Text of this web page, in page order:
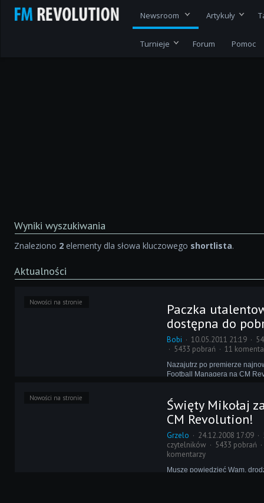
Newsroom Artykuły
Turnieje Forum Pomoc
Wyniki wyszukiwania
Znaleziono 2 elementy dla słowa kluczowego shortlista.
Aktualności
Nowości na stronie
Paczka
dostępna do
Bobi 10.05.2011 21:19
5433 pobrań
11
Nazajutrz po premierze
Football Managera na CM
dwustu zdolnych piłkarzy! Z
publikujemy okolicznościową
Nowości na stronie
Święty Mikołaj
CM Revolution!
Grzelo 24.12.2008 17:09
czytelników
5433 pobrań
komentarzy
Muszę powiedzieć Wam,